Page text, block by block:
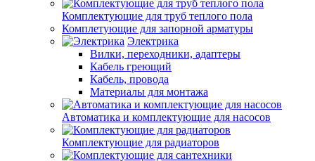
Комплектующие для труб теплого пола
Комплетующие для запорной арматуры
Электрика
Вилки, переходники, адаптеры
Кабель греющий
Кабель, провода
Материалы для монтажа
Автоматика и комплектующие для насосов
Комплектующие для радиаторов